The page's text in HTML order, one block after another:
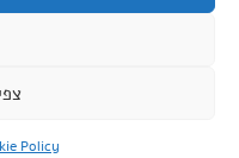
Policy
כל הזכויות שמורות